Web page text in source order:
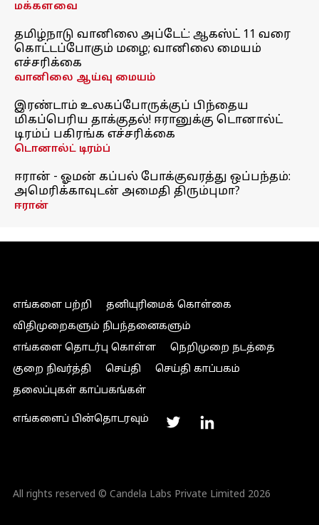
மக்களவை
தமிழ்நாடு வானிலை அப்டேட்: ஆகஸ்ட் 11 வரை
கொட்டப்போகும் மழை; வானிலை மையம்
எச்சரிக்கை
வானிலை ஆய்வு மையம்
இரண்டாம் உலகப்போருக்குப் பிந்தைய
மிகப்பெரிய தாக்குதல்! ஈரானுக்கு டொனால்ட்
டிரம்ப் பகிரங்க எச்சரிக்கை
டொனால்ட் டிரம்ப்
ஈரான் - ஓமன் கப்பல் போக்குவரத்து ஒப்பந்தம்:
அமெரிக்காவுடன் அமைதி திரும்புமா?
ஈரான்
எங்களை பற்றி
தனியுரிமைக் கொள்கை
விதிமுறைகளும் நிபந்தனைகளும்
எங்களை தொடர்பு கொள்ள
நெறிமுறை நடத்தை
குறை நிவர்த்தி
செய்தி
செய்தி காப்பகம்
தலைப்புகள் காப்பகங்கள்
எங்களைப் பின்தொடரவும்
All rights reserved © Candela Labs Private Limited 2026